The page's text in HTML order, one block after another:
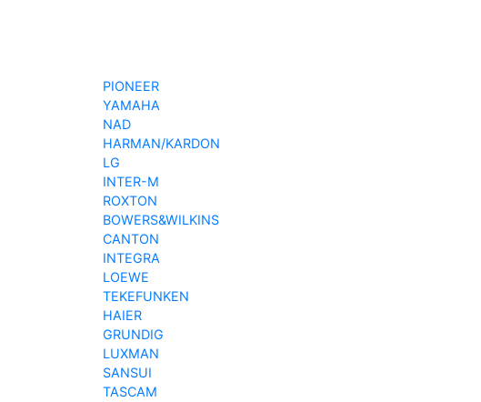
PIONEER
YAMAHA
NAD
HARMAN/KARDON
LG
INTER-M
ROXTON
BOWERS&WILKINS
CANTON
INTEGRA
LOEWE
TEKEFUNKEN
HAIER
GRUNDIG
LUXMAN
SANSUI
TASCAM